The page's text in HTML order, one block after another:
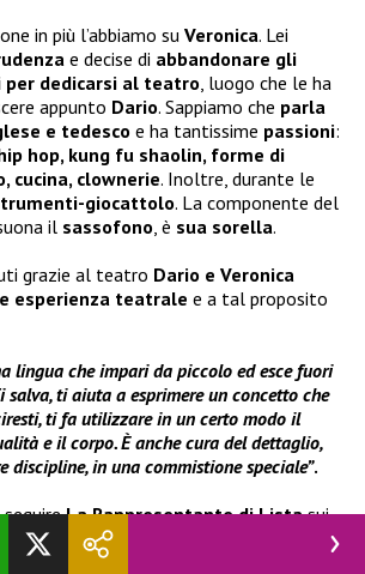
in più l’abbiamo su Veronica. Lei
e decise di abbandonare gli
dedicarsi al teatro , luogo che le ha
appunto Dario. Sappiamo che parla
e tedesco e ha tantissime passioni:
hop, kung fu shaolin, forme di
cucina, clownerie. Inoltre, durante le
giocattolo. La componente del
il sassofono , è sua sorella.
grazie al teatro Dario e Veronica
esperienza teatrale e a tal proposito
lingua che impari da piccolo ed esce fuori
salva, ti aiuta a esprimere un concetto che
ti fa utilizzare in un certo modo il
e il corpo. È anche cura del dettaglio,
discipline, in una commistione speciale”.
seguireLa Rappresentante di Listasui